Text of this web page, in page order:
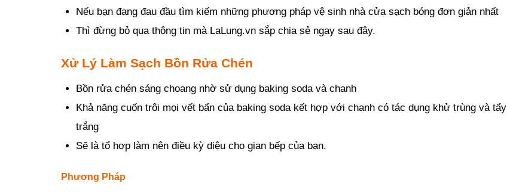
Nếu bạn đang đau đầu tìm kiếm những phương pháp vệ sinh nhà cửa sạch bóng đơn giản nhất
Thì đừng bỏ qua thông tin mà LaLung.vn sắp chia sẻ ngay sau đây.
Xử Lý Làm Sạch Bồn Rửa Chén
Bồn rửa chén sáng choang nhờ sử dụng baking soda và chanh
Khả năng cuốn trôi mọi vết bẩn của baking soda kết hợp với chanh có tác dụng khử trùng và tẩy
trắng
Sẽ là tổ hợp làm nên điều kỳ diệu cho gian bếp của bạn.
Phương Pháp